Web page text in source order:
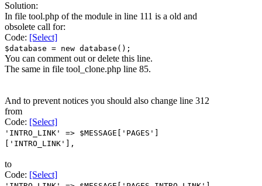
Solution:
In file tool.php of the module in line 111 is a old and
obsolete call for:
Code: [Select]
$database = new database();
You can comment out or delete this line.
The same in file tool_clone.php line 85.
And to prevent notices you should also change line 312
from
Code: [Select]
'INTRO_LINK' => $MESSAGE['PAGES']
['INTRO_LINK'],
to
Code: [Select]